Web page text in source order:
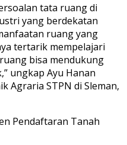
tata ruang di
yang berdekatan
ruang yang
tertarik mempelajari
bisa mendukung
ungkap Ayu Hanan
Agraria STPN di Sleman,
Pendaftaran Tanah